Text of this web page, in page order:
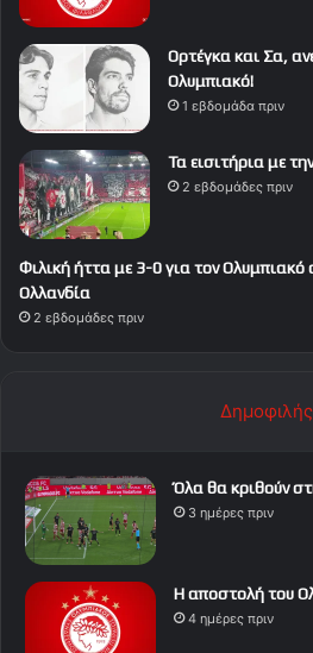
Ορτέγκα και Σα,
Ολυμπιακό!
1 εβδομάδα πριν
Τα εισιτήρια με
2 εβδομάδες πριν
Φιλική ήττα με 3-0 για τον Ολυμπιακό
Ολλανδία
2 εβδομάδες πριν
Δημοφιλής
Όλα θα κριθούν
3 ημέρες πριν
Η αποστολή του
4 ημέρες πριν